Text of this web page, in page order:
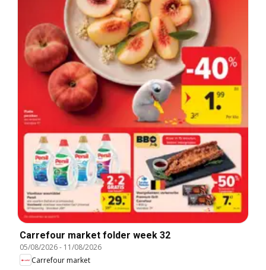
Carrefour market folder week 32
05/08/2026- 11/08/2026
Carrefour market